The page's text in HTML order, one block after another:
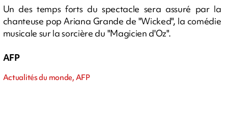
Un des temps forts du spectacle sera assuré par la
chanteuse pop Ariana Grande de "Wicked", la comédie
musicale sur la sorcière du "Magicien d'Oz".
AFP
Actualités du monde, AFP